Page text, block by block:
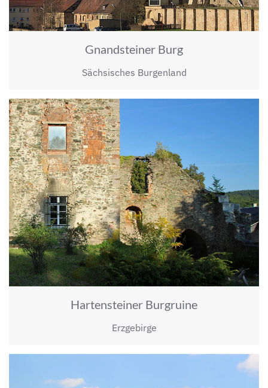
Gnandsteiner Burg
Sächsisches Burgenland
Hartensteiner Burgruine
Erzgebirge